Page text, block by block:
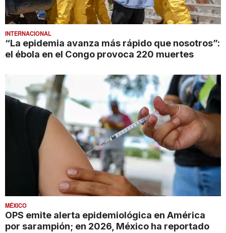
INTERNACIONAL
“La epidemia avanza más rápido que nosotros”:
el ébola en el Congo provoca 220 muertes
MÉXICO
OPS emite alerta epidemiológica en América
por sarampión; en 2026, México ha reportado